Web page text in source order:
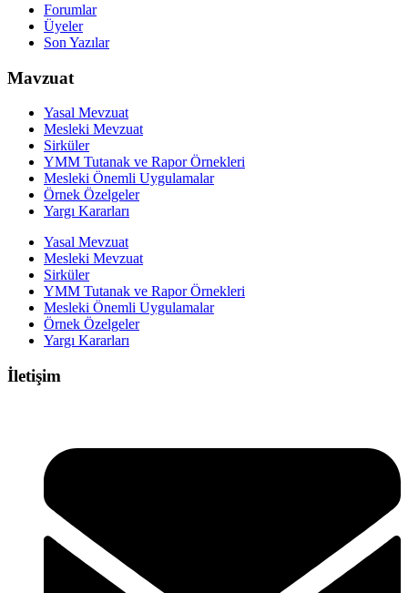
Forumlar
Üyeler
Son Yazılar
Mavzuat
Yasal Mevzuat
Mesleki Mevzuat
Sirküler
YMM Tutanak ve Rapor Örnekleri
Mesleki Önemli Uygulamalar
Örnek Özelgeler
Yargı Kararları
Yasal Mevzuat
Mesleki Mevzuat
Sirküler
YMM Tutanak ve Rapor Örnekleri
Mesleki Önemli Uygulamalar
Örnek Özelgeler
Yargı Kararları
İletişim